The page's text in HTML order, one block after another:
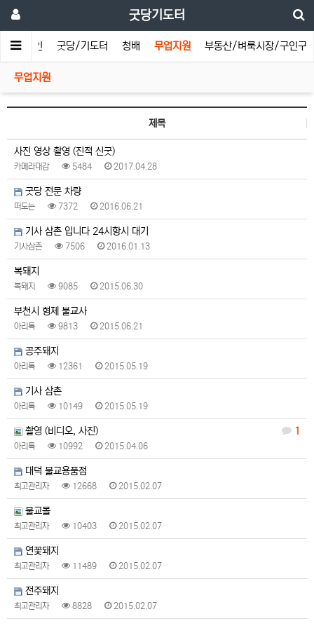
굿당기도터
메인 굿당/기도터 청배 무업지원 부동산/벼룩시장/구인구
무업지원
제목
사진 영상 촬영 (진적 신굿)
카메라대감 5484 2017.04.28
굿당 전문 차량
떠도는 7372 2016.06.21
기사 삼촌 입니다 24시항시 대기
기사삼촌 7506 2016.01.13
복돼지
복돼지 9085 2015.06.30
부천시 형제 불교사
아리톡 9813 2015.06.21
공주돼지
아리톡 12361 2015.05.19
기사 삼촌
아리톡 10149 2015.05.19
1
촬영 (비디오, 사진)
아리톡 10992 2015.04.06
대덕 불교용품점
최고관리자 12668 2015.02.07
불교몰
최고관리자 10403 2015.02.07
연꽃돼지
최고관리자 11489 2015.02.07
전주돼지
최고관리자 8828 2015.02.07